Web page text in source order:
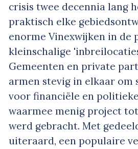
crisis twee decennia lang
praktisch elke
enorme Vinexwijken in de
kleinschalige
Gemeenten en private
armen stevig in elkaar om
voor financiële en
waarmee menig project
werd gebracht. Met
uiteraard, een populaire